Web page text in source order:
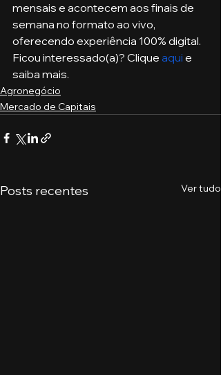
mensais e acontecem aos finais de
semana no formato ao vivo,
oferecendo experiência 100% digital.
Ficou interessado(a)? Clique aqui e
saiba mais.
Agronegócio
Mercado de Capitais
Posts recentes Ver tudo